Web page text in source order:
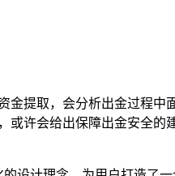
金提取，会分析出金过程中
许会给出保障出金安全的